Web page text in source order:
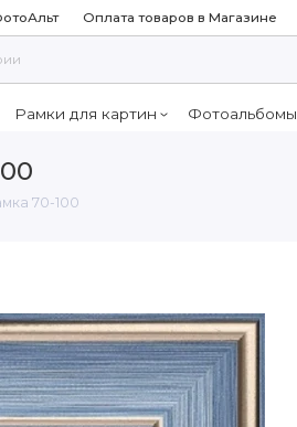
Оплата товаров в Магазине
Рамки для картин Фотоальбомы
70-100